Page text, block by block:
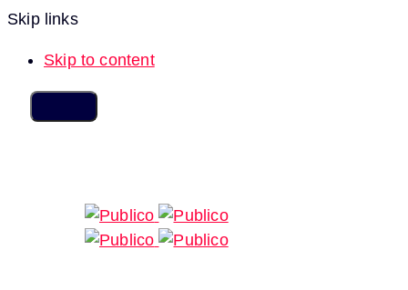
Skip links
Skip to content